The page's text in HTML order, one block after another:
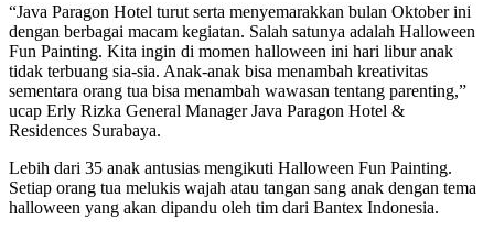
“Java Paragon Hotel turut serta menyemarakkan bulan Oktober ini
dengan berbagai macam kegiatan. Salah satunya adalah Halloween
Fun Painting. Kita ingin di momen halloween ini hari libur anak
tidak terbuang sia-sia. Anak-anak bisa menambah kreativitas
sementara orang tua bisa menambah wawasan tentang parenting,”
ucap Erly Rizka General Manager Java Paragon Hotel &
Residences Surabaya.
Lebih dari 35 anak antusias mengikuti Halloween Fun Painting.
Setiap orang tua melukis wajah atau tangan sang anak dengan tema
halloween yang akan dipandu oleh tim dari Bantex Indonesia.